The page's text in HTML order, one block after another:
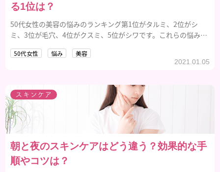
る1位は？
50代女性の美容の悩みのランキング第1位がタルミ、2位がシ
ミ、3位が毛穴、4位がクスミ、5位がシワです。これらの悩みは
50代女性 悩み 美容
2021.01.05
スキンケア
朝と夜のスキンケアはどう違う？効果的な手
順やコツは？